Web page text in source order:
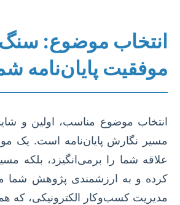
انتخاب موضوع: سنگ
موفقیت پایان‌نامه
انتخاب موضوع مناسب، اولین و
مسیر نگارش پایان‌نامه است. یک
علاقه شما را برمی‌انگیزد، بلکه
کرده و به ارزشمندی پژوهش شما
مدیریت کسب‌وکار الکترونیکی، که